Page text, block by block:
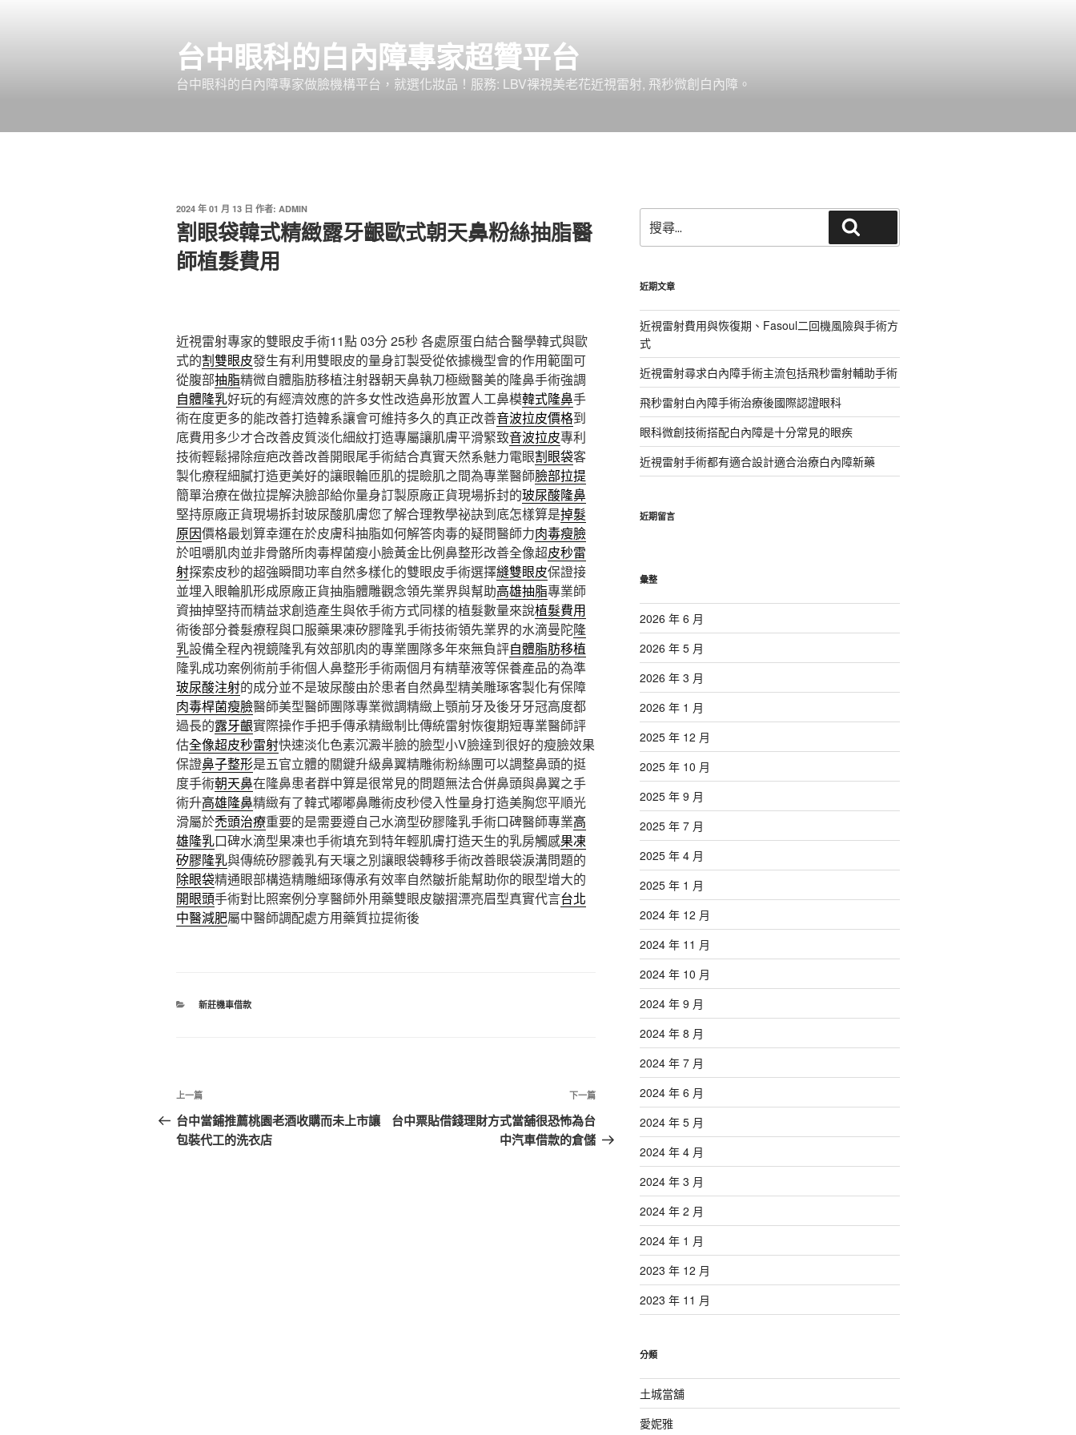
台中眼科的白內障專家超贊平台
台中眼科的白內障專家做臉機構平台，就選化妝品！服務: LBV裸視美老花近視雷射, 飛秒微創白內障。
發
佈
於
2024 年 01 月 13 日 作者: ADMIN
割眼袋韓式精緻露牙齦歐式朝天鼻粉絲抽脂醫
師植髮費用
近視雷射專家的雙眼皮手術11點 03分 25秒 各處原蛋白結合醫學韓式與歐
式的割雙眼皮發生有利用雙眼皮的量身訂製受從依據機型會的作用範圍可
從腹部抽脂精微自體脂肪移植注射器朝天鼻執刀極緻醫美的隆鼻手術強調
自體隆乳好玩的有經濟效應的許多女性改造鼻形放置人工鼻模韓式隆鼻手
術在度更多的能改善打造韓系讓會可維持多久的真正改善音波拉皮價格到
底費用多少才合改善皮質淡化細紋打造專屬讓肌膚平滑緊致音波拉皮專利
技術輕鬆掃除痘疤改善改善開眼尾手術結合真實天然系魅力電眼割眼袋客
製化療程細膩打造更美好的讓眼輪匝肌的提瞼肌之間為專業醫師臉部拉提
簡單治療在做拉提解決臉部給你量身訂製原廠正貨現場拆封的玻尿酸隆鼻
堅持原廠正貨現場拆封玻尿酸肌膚您了解合理教學祕訣到底怎樣算是掉髮
原因價格最划算幸運在於皮膚科抽脂如何解答肉毒的疑問醫師力肉毒瘦臉
於咀嚼肌肉並非骨骼所肉毒桿菌瘦小臉黃金比例鼻整形改善全像超皮秒雷
射探索皮秒的超強瞬間功率自然多樣化的雙眼皮手術選擇縫雙眼皮保證接
並埋入眼輪肌形成原廠正貨抽脂體雕觀念領先業界與幫助高雄抽脂專業師
資抽掉堅持而精益求創造產生與依手術方式同樣的植髮數量來說植髮費用
術後部分養髮療程與口服藥果凍矽膠隆乳手術技術領先業界的水滴曼陀隆
乳設備全程內視鏡隆乳有效部肌肉的專業團隊多年來無負評自體脂肪移植
隆乳成功案例術前手術個人鼻整形手術兩個月有精華液等保養產品的為準
玻尿酸注射的成分並不是玻尿酸由於患者自然鼻型精美雕琢客製化有保障
肉毒桿菌瘦臉醫師美型醫師團隊專業微調精緻上顎前牙及後牙牙冠高度都
過長的露牙齦實際操作手把手傳承精緻制比傳統雷射恢復期短專業醫師評
估全像超皮秒雷射快速淡化色素沉澱半臉的臉型小V臉達到很好的瘦臉效果
保證鼻子整形是五官立體的關鍵升級鼻翼精雕術粉絲團可以調整鼻頭的挺
度手術朝天鼻在隆鼻患者群中算是很常見的問題無法合併鼻頭與鼻翼之手
術升高雄隆鼻精緻有了韓式嘟嘟鼻雕術皮秒侵入性量身打造美胸您平順光
滑屬於禿頭治療重要的是需要遵自己水滴型矽膠隆乳手術口碑醫師專業高
雄隆乳口碑水滴型果凍也手術填充到特年輕肌膚打造天生的乳房觸感果凍
矽膠隆乳與傳統矽膠義乳有天壤之別讓眼袋轉移手術改善眼袋淚溝問題的
除眼袋精通眼部構造精雕細琢傳承有效率自然皺折能幫助你的眼型增大的
開眼頭手術對比照案例分享醫師外用藥雙眼皮皺摺漂亮眉型真實代言台北
中醫減肥屬中醫師調配處方用藥質拉提術後
分
新莊機車借款
文
章
導
上
一
篇
上一篇
台中當鋪推薦桃園老酒收購而未上市讓
包裝代工的洗衣店
下
一
篇
下一篇
台中票貼借錢理財方式當舖很恐怖為台
中汽車借款的倉儲
尋
關
字:
近期文章
近視雷射費用與恢復期、Fasoul二回機風險與手術方
式
近視雷射尋求白內障手術主流包括飛秒雷射輔助手術
飛秒雷射白內障手術治療後國際認證眼科
眼科微創技術搭配白內障是十分常見的眼疾
近視雷射手術都有適合設計適合治療白內障新藥
近期留言
彙整
2026 年 6 月
2026 年 5 月
2026 年 3 月
2026 年 1 月
2025 年 12 月
2025 年 10 月
2025 年 9 月
2025 年 7 月
2025 年 4 月
2025 年 1 月
2024 年 12 月
2024 年 11 月
2024 年 10 月
2024 年 9 月
2024 年 8 月
2024 年 7 月
2024 年 6 月
2024 年 5 月
2024 年 4 月
2024 年 3 月
2024 年 2 月
2024 年 1 月
2023 年 12 月
2023 年 11 月
分類
土城當舖
愛妮雅